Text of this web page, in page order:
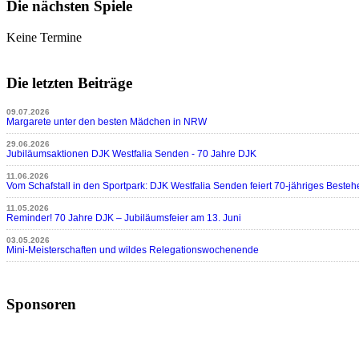
Die nächsten Spiele
Keine Termine
Die letzten Beiträge
09.07.2026
Margarete unter den besten Mädchen in NRW
29.06.2026
Jubiläumsaktionen DJK Westfalia Senden - 70 Jahre DJK
11.06.2026
Vom Schafstall in den Sportpark: DJK Westfalia Senden feiert 70-jähriges
11.05.2026
Reminder! 70 Jahre DJK – Jubiläumsfeier am 13. Juni
03.05.2026
Mini-Meisterschaften und wildes Relegationswochenende
Sponsoren